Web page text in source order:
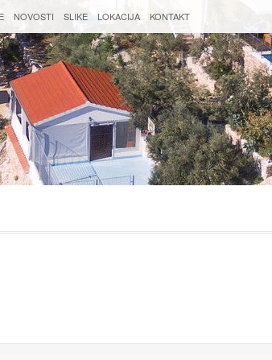
NOVOSTI SLIKE LOKACIJA KONTAKT